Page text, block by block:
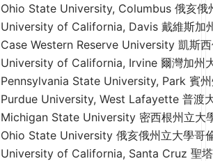
Ohio State University, Columbus 俄亥俄
University of California, Davis 戴維斯加
Case Western Reserve University 凱斯
University of California, Irvine 爾灣加州
Pennsylvania State University, Park 賓
Purdue University, West Lafayette 普渡
Michigan State University 密西根州立大
Ohio State University 俄亥俄州立大學哥
University of California, Santa Cruz 聖